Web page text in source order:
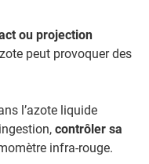
ou projection
peut provoquer des
l’azote liquide
contrôler sa
infra-rouge.